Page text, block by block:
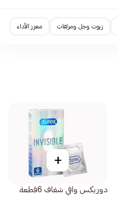
زيوت وجل ومزلقات معزز الأداء
+
دوريكس واقي شفاف 6قطعة